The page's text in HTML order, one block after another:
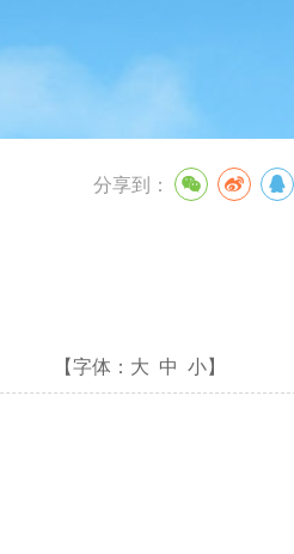
分享到：
【字体： 大 中 小】